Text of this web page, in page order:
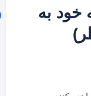
خود به